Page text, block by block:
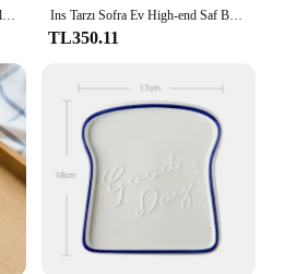
Kore plaka tasarımcısı sevimli mutlu doğum günü sofra seramik kahve fincanı plaka tatlı kek plaka fincan yaratıcı doğum günü hediyesi Ins Tarzı Sofra Ev High-end Saf Beyaz Tatlı Tabağı Kahve Dükkanı Makarna Tabağı Kahvaltı Kırmızı Noel Renk Plakası
TL350.11